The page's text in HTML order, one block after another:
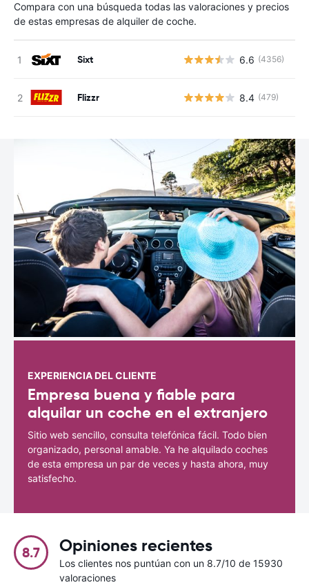
Compara con una búsqueda todas las valoraciones y precios
de estas empresas de alquiler de coche.
Sixt 6.6 (4356)
Flizzr 8.4 (479)
EXPERIENCIA DEL CLIENTE
Empresa buena y fiable para
alquilar un coche en el extranjero
Sitio web sencillo, consulta telefónica fácil. Todo bien
organizado, personal amable. Ya he alquilado coches
de esta empresa un par de veces y hasta ahora, muy
satisfecho.
8.7 Opiniones recientes
Los clientes nos puntúan con un 8.7/10 de 15930
valoraciones